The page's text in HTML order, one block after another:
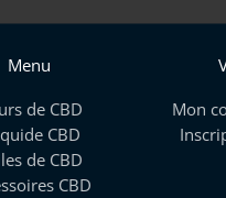
Menu
de CBD
CBD
de CBD
CBD
Mon